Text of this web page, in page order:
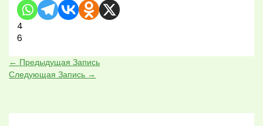
4
6
← Предыдущая Запись
Следующая Запись →